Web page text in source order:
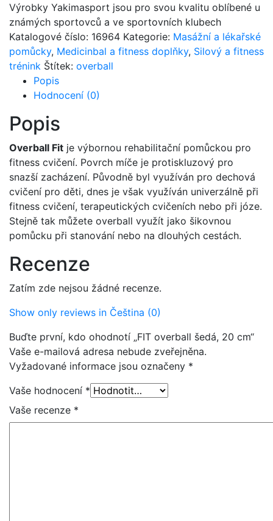
Výrobky Yakimasport jsou pro svou kvalitu oblíbené u
známých sportovců a ve sportovních klubech
Katalogové číslo: 16964 Kategorie: Masážní a lékařské
pomůcky, Medicinbal a fitness doplňky, Silový a fitness
trénink Štítek: overball
Popis
Hodnocení (0)
Popis
Overball Fit je výbornou rehabilitační pomůckou pro
fitness cvičení. Povrch míče je protiskluzový pro
snazší zacházení. Původně byl využíván pro dechová
cvičení pro děti, dnes je však využíván univerzálně při
fitness cvičení, terapeutických cvičeních nebo při józe.
Stejně tak můžete overball využít jako šikovnou
pomůcku při stanování nebo na dlouhých cestách.
Recenze
Zatím zde nejsou žádné recenze.
Show only reviews in Čeština (0)
Buďte první, kdo ohodnotí „FIT overball šedá, 20 cm“
Vaše e-mailová adresa nebude zveřejněna.
Vyžadované informace jsou označeny *
Vaše hodnocení *
Vaše recenze *